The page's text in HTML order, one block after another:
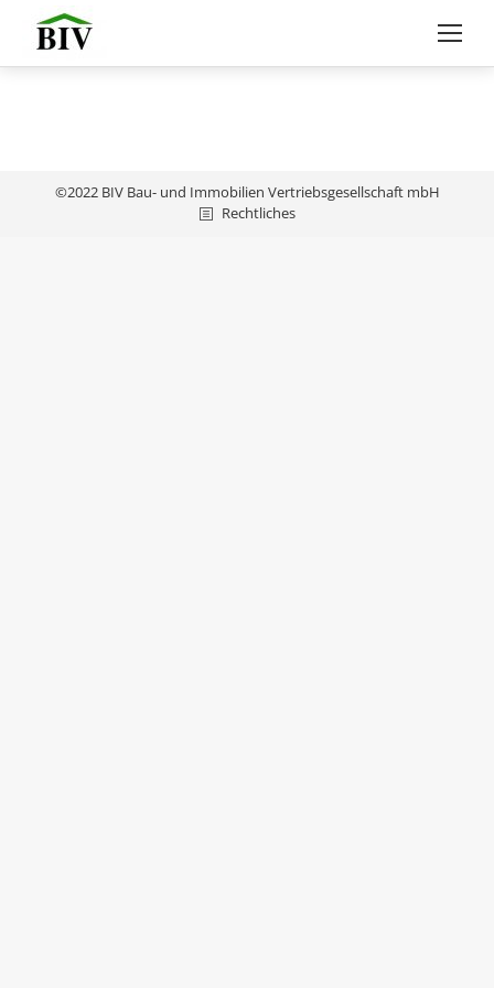
©2022 BIV Bau- und Immobilien Vertriebsgesellschaft mbH
Rechtliches